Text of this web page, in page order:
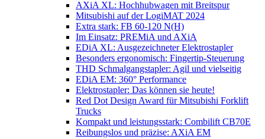
AXiA XL: Hochhubwagen mit Breitspur
Mitsubishi auf der LogiMAT 2024
Extra stark: FB 60-120 N(H)
Im Einsatz: PREMiA und AXiA
EDiA XL: Ausgezeichneter Elektrostapler
Besonders ergonomisch: Fingertip-Steuerung
THD Schmalgangstapler: Agil und vielseitig
EDiA EM: 360° Performance
Elektrostapler: Das können sie heute!
Red Dot Design Award für Mitsubishi Forklift
Trucks
Kompakt und leistungsstark: Combilift CB70E
Reibungslos und präzise: AXiA EM